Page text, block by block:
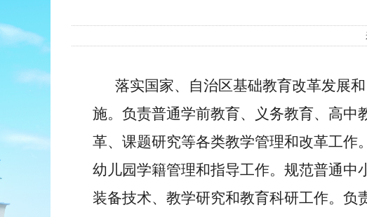
落实国家、自治区基础教育改革发展和
施。负责普通学前教育、义务教育、高中
革、课题研究等各类教学管理和改革工作
幼儿园学籍管理和指导工作。规范普通
装备技术、教学研究和教育科研工作。 负